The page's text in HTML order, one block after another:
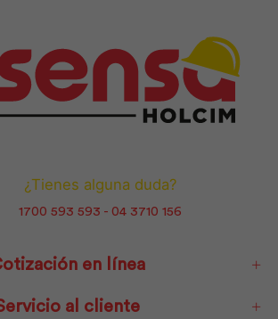
¿Tienes alguna duda?
1700 593 593 - 04 3710 156
en línea
al cliente